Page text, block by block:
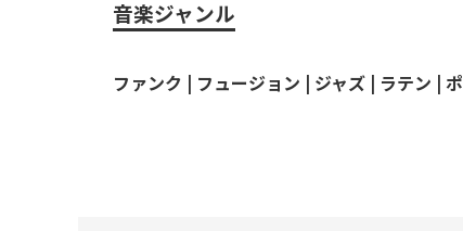
音楽ジャンル
ファンク | フュージョン | ジャズ | ラテン |